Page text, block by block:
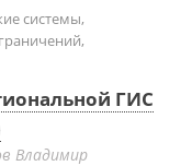
системы,
ГИС
Владимир